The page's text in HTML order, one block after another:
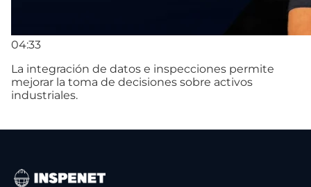
04:33
La integración de datos e inspecciones permite
mejorar la toma de decisiones sobre activos
industriales.